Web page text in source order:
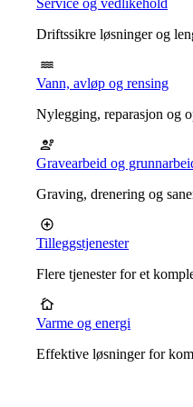
Driftssikre løsninger og
Vann, avløp og rensing
Nylegging, reparasjon og
Gravearbeid og
Graving, drenering og
Tilleggstjenester
Flere tjenester for et
Varme og energi
Effektive løsninger for